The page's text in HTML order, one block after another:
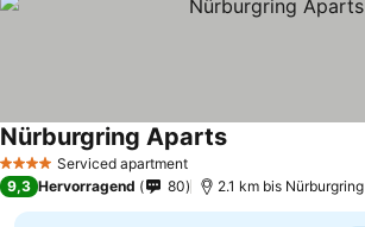
4 Sterne Serviced apartment
Nürburgring Aparts
9,3 Hervorragend 80 2.1 km bis Nürburgring